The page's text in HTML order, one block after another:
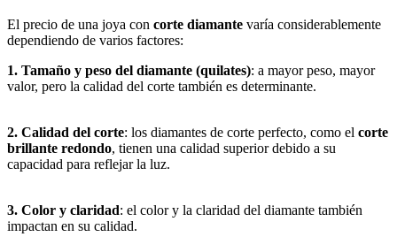
El precio de una joya con corte diamante varía considerablemente
dependiendo de varios factores:
1. Tamaño y peso del diamante (quilates): a mayor peso, mayor
valor, pero la calidad del corte también es determinante.
2. Calidad del corte: los diamantes de corte perfecto, como el corte
brillante redondo, tienen una calidad superior debido a su
capacidad para reflejar la luz.
3. Color y claridad: el color y la claridad del diamante también
impactan en su calidad.